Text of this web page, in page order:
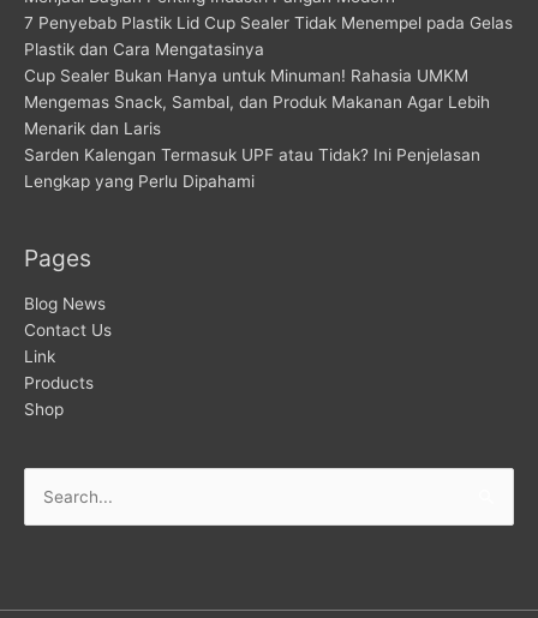
7 Penyebab Plastik Lid Cup Sealer Tidak Menempel pada Gelas
Plastik dan Cara Mengatasinya
Cup Sealer Bukan Hanya untuk Minuman! Rahasia UMKM
Mengemas Snack, Sambal, dan Produk Makanan Agar Lebih
Menarik dan Laris
Sarden Kalengan Termasuk UPF atau Tidak? Ini Penjelasan
Lengkap yang Perlu Dipahami
Pages
Blog News
Contact Us
Link
Products
Shop